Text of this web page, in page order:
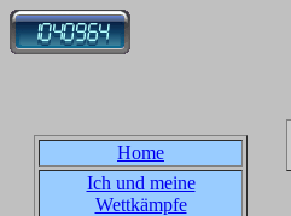
Home
Ich und meine
Wettkämpfe